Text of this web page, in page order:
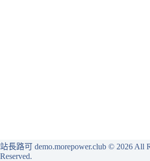
站長路可 demo.morepower.club © 2026 All
Reserved.